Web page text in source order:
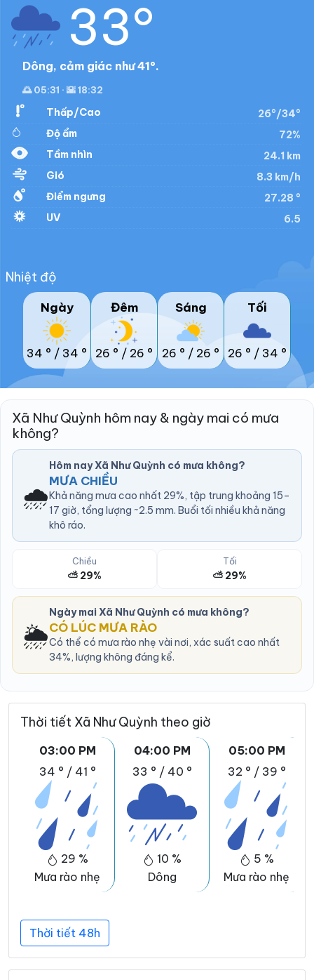
33°
Dông, cảm giác như 41°.
🌅 05:31 · 🌇 18:32
Thấp/Cao
26°/34°
Độ ẩm
72%
Tầm nhìn
24.1 km
Gió
8.3 km/h
Điểm ngưng
27.28 °
UV
6.5
Nhiệt độ
Ngày
34 ° / 34 °
Đêm
26 ° / 26 °
Sáng
26 ° / 26 °
Tối
26 ° / 34 °
Xã Như Quỳnh hôm nay & ngày mai có mưa
không?
🌧️
Hôm nay Xã Như Quỳnh có mưa không?
MƯA CHIỀU
Khả năng mưa cao nhất 29%, tập trung khoảng 15–
17 giờ, tổng lượng ~2.5 mm. Buổi tối nhiều khả năng
khô ráo.
Chiều
⛅ 29%
Tối
⛅ 29%
🌦️
Ngày mai Xã Như Quỳnh có mưa không?
CÓ LÚC MƯA RÀO
Có thể có mưa rào nhẹ vài nơi, xác suất cao nhất
34%, lượng không đáng kể.
Thời tiết Xã Như Quỳnh theo giờ
03:00 PM
34 ° / 41 °
29 %
Mưa rào nhẹ
04:00 PM
33 ° / 40 °
10 %
Dông
05:00 PM
32 ° / 39 °
5 %
Mưa rào nhẹ
Thời tiết 48h